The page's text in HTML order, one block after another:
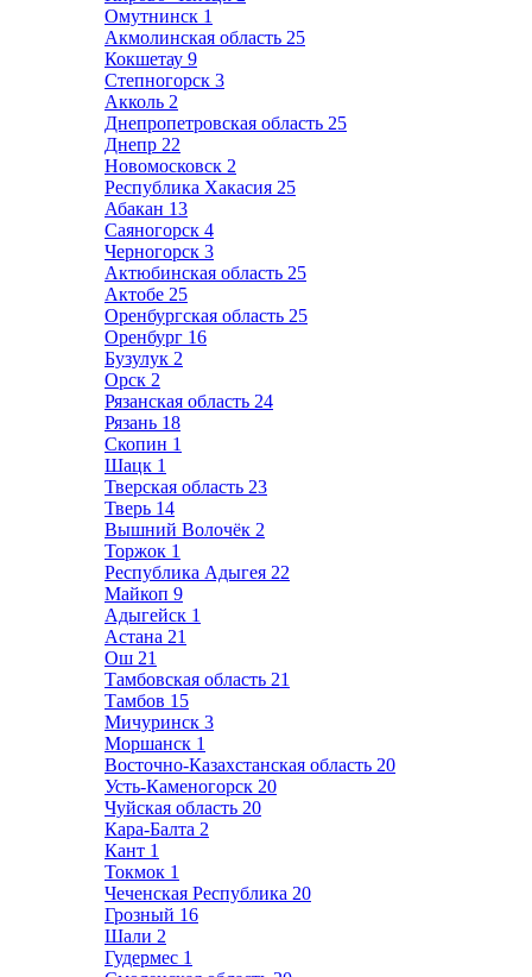
Омутнинск 1
Акмолинская область 25
Кокшетау 9
Степногорск 3
Акколь 2
Днепропетровская область 25
Днепр 22
Новомосковск 2
Республика Хакасия 25
Абакан 13
Саяногорск 4
Черногорск 3
Актюбинская область 25
Актобе 25
Оренбургская область 25
Оренбург 16
Бузулук 2
Орск 2
Рязанская область 24
Рязань 18
Скопин 1
Шацк 1
Тверская область 23
Тверь 14
Вышний Волочёк 2
Торжок 1
Республика Адыгея 22
Майкоп 9
Адыгейск 1
Астана 21
Ош 21
Тамбовская область 21
Тамбов 15
Мичуринск 3
Моршанск 1
Восточно-Казахстанская область 20
Усть-Каменогорск 20
Чуйская область 20
Кара-Балта 2
Кант 1
Токмок 1
Чеченская Республика 20
Грозный 16
Шали 2
Гудермес 1